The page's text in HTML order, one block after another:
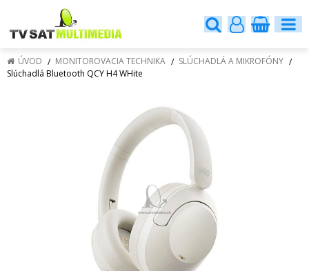
ÚVOD MONITOROVACIA TECHNIKA
SLÚCHADLÁ A MIKROFÓNY
Slúchadlá Bluetooth QCY H4 WHite